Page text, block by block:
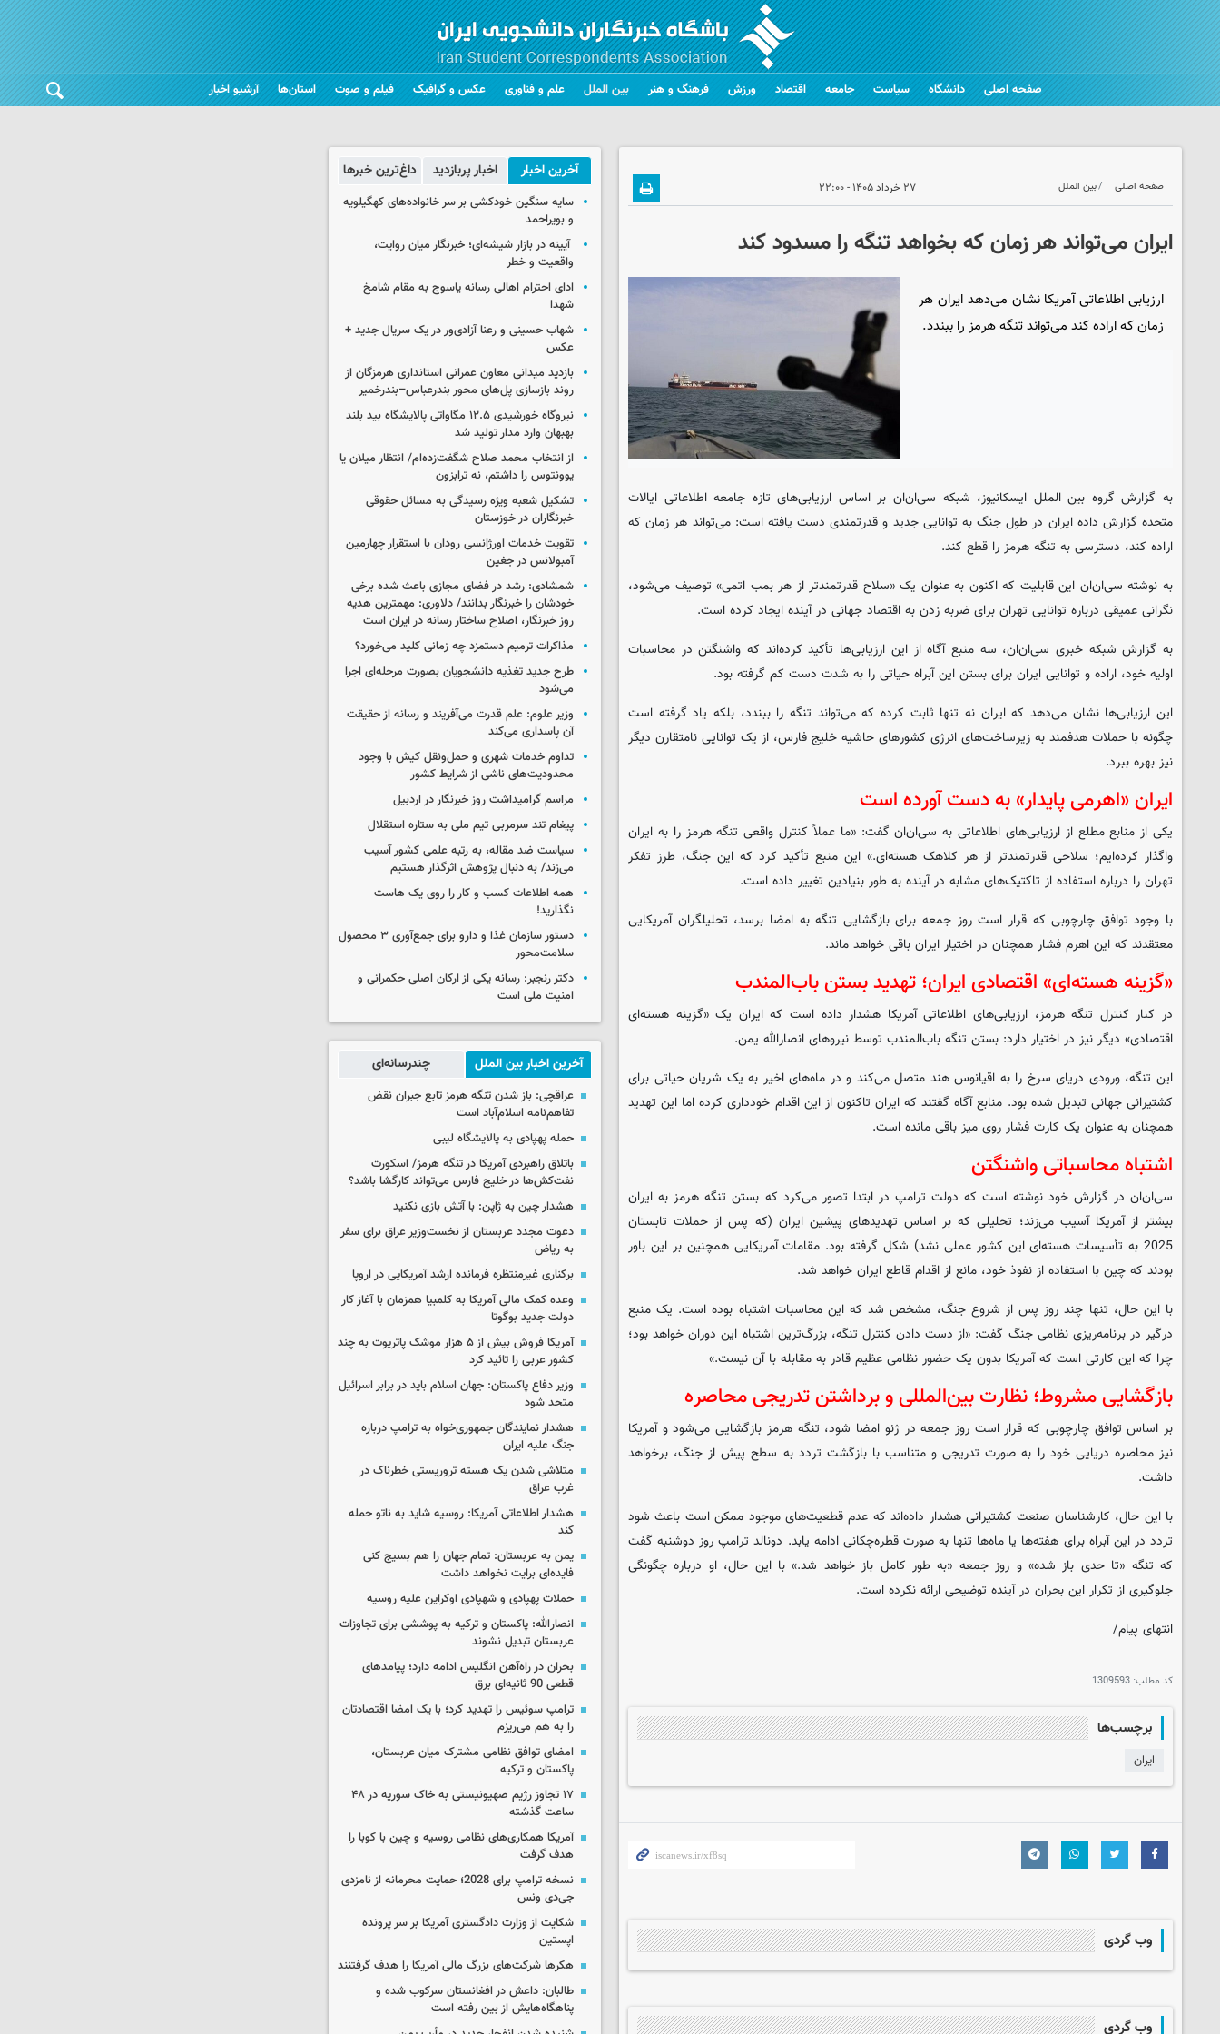
صفحه اصلی دانشگاه سیاست جامعه اقتصاد ورزش فرهنگ و هنر بین الملل علم و فناوری عکس و گرافیک فیلم و صوت استان‌ها آرشیو اخبار
صفحه اصلی بین الملل ۲۷ خرداد ۱۴۰۵ - ۲۲:۰۰
ایران می‌تواند هر زمان که بخواهد تنگه را مسدود کند
ارزیابی اطلاعاتی آمریکا نشان می‌دهد ایران هر
زمان که اراده کند می‌تواند تنگه هرمز را ببندد.
به گزارش گروه بین الملل ایسکانیوز، شبکه سی‌ان‌ان بر اساس ارزیابی‌های تازه جامعه اطلاعاتی ایالات
متحده گزارش داده ایران در طول جنگ به توانایی جدید و قدرتمندی دست یافته است: می‌تواند هر زمان که
اراده کند، دسترسی به تنگه هرمز را قطع کند.
به نوشته سی‌ان‌ان این قابلیت که اکنون به عنوان یک «سلاح قدرتمندتر از هر بمب اتمی» توصیف می‌شود،
نگرانی عمیقی درباره توانایی تهران برای ضربه زدن به اقتصاد جهانی در آینده ایجاد کرده است.
به گزارش شبکه خبری سی‌ان‌ان، سه منبع آگاه از این ارزیابی‌ها تأکید کرده‌اند که واشنگتن در محاسبات
اولیه خود، اراده و توانایی ایران برای بستن این آبراه حیاتی را به شدت دست کم گرفته بود.
این ارزیابی‌ها نشان می‌دهد که ایران نه تنها ثابت کرده که می‌تواند تنگه را ببندد، بلکه یاد گرفته است
چگونه با حملات هدفمند به زیرساخت‌های انرژی کشورهای حاشیه خلیج فارس، از یک توانایی نامتقارن دیگر
نیز بهره ببرد.
ایران «اهرمی پایدار» به دست آورده است
یکی از منابع مطلع از ارزیابی‌های اطلاعاتی به سی‌ان‌ان گفت: «ما عملاً کنترل واقعی تنگه هرمز را به ایران
واگذار کرده‌ایم؛ سلاحی قدرتمندتر از هر کلاهک هسته‌ای.» این منبع تأکید کرد که این جنگ، طرز تفکر
تهران را درباره استفاده از تاکتیک‌های مشابه در آینده به طور بنیادین تغییر داده است.
با وجود توافق چارچوبی که قرار است روز جمعه برای بازگشایی تنگه به امضا برسد، تحلیلگران آمریکایی
معتقدند که این اهرم فشار همچنان در اختیار ایران باقی خواهد ماند.
«گزینه هسته‌ای» اقتصادی ایران؛ تهدید بستن باب‌المندب
در کنار کنترل تنگه هرمز، ارزیابی‌های اطلاعاتی آمریکا هشدار داده است که ایران یک «گزینه هسته‌ای
اقتصادی» دیگر نیز در اختیار دارد: بستن تنگه باب‌المندب توسط نیروهای انصارالله یمن.
این تنگه، ورودی دریای سرخ را به اقیانوس هند متصل می‌کند و در ماه‌های اخیر به یک شریان حیاتی برای
کشتیرانی جهانی تبدیل شده بود. منابع آگاه گفتند که ایران تاکنون از این اقدام خودداری کرده اما این تهدید
همچنان به عنوان یک کارت فشار روی میز باقی مانده است.
اشتباه محاسباتی واشنگتن
سی‌ان‌ان در گزارش خود نوشته است که دولت ترامپ در ابتدا تصور می‌کرد که بستن تنگه هرمز به ایران
بیشتر از آمریکا آسیب می‌زند؛ تحلیلی که بر اساس تهدیدهای پیشین ایران (که پس از حملات تابستان
2025 به تأسیسات هسته‌ای این کشور عملی نشد) شکل گرفته بود. مقامات آمریکایی همچنین بر این باور
بودند که چین با استفاده از نفوذ خود، مانع از اقدام قاطع ایران خواهد شد.
با این حال، تنها چند روز پس از شروع جنگ، مشخص شد که این محاسبات اشتباه بوده است. یک منبع
درگیر در برنامه‌ریزی نظامی جنگ گفت: «از دست دادن کنترل تنگه، بزرگ‌ترین اشتباه این دوران خواهد بود؛
چرا که این کارتی است که آمریکا بدون یک حضور نظامی عظیم قادر به مقابله با آن نیست.»
بازگشایی مشروط؛ نظارت بین‌المللی و برداشتن تدریجی محاصره
بر اساس توافق چارچوبی که قرار است روز جمعه در ژنو امضا شود، تنگه هرمز بازگشایی می‌شود و آمریکا
نیز محاصره دریایی خود را به صورت تدریجی و متناسب با بازگشت تردد به سطح پیش از جنگ، برخواهد
داشت.
با این حال، کارشناسان صنعت کشتیرانی هشدار داده‌اند که عدم قطعیت‌های موجود ممکن است باعث شود
تردد در این آبراه برای هفته‌ها یا ماه‌ها تنها به صورت قطره‌چکانی ادامه یابد. دونالد ترامپ روز دوشنبه گفت
که تنگه «تا حدی باز شده» و روز جمعه «به طور کامل باز خواهد شد.» با این حال، او درباره چگونگی
جلوگیری از تکرار این بحران در آینده توضیحی ارائه نکرده است.
انتهای پیام/
کد مطلب: 1309593
برچسب‌ها
ایران
وب گردی
وب گردی
آخرین اخبار اخبار پربازدید داغ‌ترین خبرها
سایه سنگین خودکشی بر سر خانواده‌های کهگیلویه
و بویراحمد
آیینه در بازار شیشه‌ای؛ خبرنگار میان روایت،
واقعیت و خطر
ادای احترام اهالی رسانه یاسوج به مقام شامخ
شهدا
شهاب حسینی و رعنا آزادی‌ور در یک سریال جدید +
عکس
بازدید میدانی معاون عمرانی استانداری هرمزگان از
روند بازسازی پل‌های محور بندرعباس–بندرخمیر
نیروگاه خورشیدی ۱۲.۵ مگاواتی پالایشگاه بید بلند
بهبهان وارد مدار تولید شد
از انتخاب محمد صلاح شگفت‌زده‌ام/ انتظار میلان یا
یوونتوس را داشتم، نه ترابزون
تشکیل شعبه ویژه رسیدگی به مسائل حقوقی
خبرنگاران در خوزستان
تقویت خدمات اورژانسی رودان با استقرار چهارمین
آمبولانس در جغین
شمشادی: رشد در فضای مجازی باعث شده برخی
خودشان را خبرنگار بدانند/ دلاوری: مهمترین هدیه‌
روز خبرنگار، اصلاح ساختار رسانه در ایران است
مذاکرات ترمیم دستمزد چه زمانی کلید می‌خورد؟
طرح جدید تغذیه دانشجویان بصورت مرحله‌ای اجرا
می‌شود
وزیر علوم: علم قدرت می‌آفریند و رسانه از حقیقت
آن پاسداری می‌کند
تداوم خدمات شهری و حمل‌ونقل کیش با وجود
محدودیت‌های ناشی از شرایط کشور
مراسم گرامیداشت روز خبرنگار در اردبیل
پیغام تند سرمربی تیم ملی به ستاره استقلال
سیاست ضد مقاله، به رتبه علمی کشور آسیب
می‌زند/ به دنبال پژوهش اثرگذار هستیم
همه اطلاعات کسب‌ و کار را روی یک هاست
نگذارید!
دستور سازمان غذا و دارو برای جمع‌آوری ۳ محصول
سلامت‌محور
دکتر رنجبر: رسانه یکی از ارکان اصلی حکمرانی و
امنیت ملی است
آخرین اخبار بین الملل چندرسانه‌ای
عراقچی: باز شدن تنگه هرمز تابع جبران نقض
تفاهم‌نامه اسلام‌آباد است
حمله پهپادی به پالایشگاه لیبی
باتلاق راهبردی آمریکا در تنگه هرمز/ اسکورت
نفت‌کش‌ها در خلیج فارس می‌تواند کارگشا باشد؟
هشدار چین به ژاپن: با آتش بازی نکنید
دعوت مجدد عربستان از نخست‌وزیر عراق برای سفر
به ریاض
برکناری غیرمنتظره فرمانده ارشد آمریکایی در اروپا
وعده کمک مالی آمریکا به کلمبیا همزمان با آغاز کار
دولت جدید بوگوتا
آمریکا فروش بیش از ۵ هزار موشک پاتریوت به چند
کشور عربی را تائید کرد
وزیر دفاع پاکستان: جهان اسلام باید در برابر اسرائیل
متحد شود
هشدار نمایندگان جمهوری‌خواه به ترامپ درباره
جنگ علیه ایران
متلاشی شدن یک هسته تروریستی خطرناک در
غرب عراق
هشدار اطلاعاتی آمریکا: روسیه شاید به ناتو حمله
کند
یمن به عربستان: تمام جهان را هم بسیج کنی
فایده‌ای برایت نخواهد داشت
حملات پهپادی و شهپادی اوکراین علیه روسیه
انصارالله: پاکستان و ترکیه به پوششی برای تجاوزات
عربستان تبدیل نشوند
بحران در راه‌آهن انگلیس ادامه دارد؛ پیامدهای
قطعی 90 ثانیه‌ای برق
ترامپ سوئیس را تهدید کرد؛ با یک امضا اقتصادتان
را به هم می‌ریزم
امضای توافق نظامی مشترک میان عربستان،
پاکستان و ترکیه
۱۷ تجاوز رژیم صهیونیستی به خاک سوریه در ۴۸
ساعت گذشته
آمریکا همکاری‌های نظامی روسیه و چین با کوبا را
هدف گرفت
نسخه ترامپ برای 2028؛ حمایت محرمانه از نامزدی
جی‌دی ونس
شکایت از وزارت دادگستری آمریکا بر سر پرونده
اپستین
هکرها شرکت‌های بزرگ مالی آمریکا را هدف گرفتنند
طالبان: داعش در افغانستان سرکوب شده و
پناهگاه‌هایش از بین رفته است